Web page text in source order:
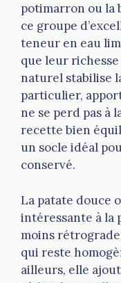
potimarron ou la
ce groupe
teneur en eau
que leur
naturel stabilise
particulier,
ne se perd pas à
recette bien
un socle idéal
conservé.
La patate douce
intéressante à la
moins
qui reste
ailleurs, elle